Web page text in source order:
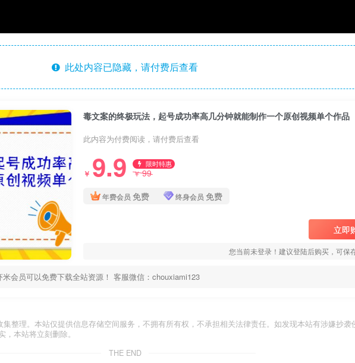
此处内容已隐藏，请付费后查看
毒文案的终极玩法，起号成功率高几分钟就能制作一个原创视频单个作品
此内容为付费阅读，请付费后查看
￥ 9.9 限时特惠
￥99
年费会员 免费 终身会员 免费
立即
您当前未登录！建议登陆后购买，可保
会员可以免费下载全站资源！ 客服微信：chouxiami123
整理。本站仅提供信息存储空间服务，不拥有所有权，不承担相关法律责任。如发现本站有涉嫌抄袭
本站将立刻删除。
THE END